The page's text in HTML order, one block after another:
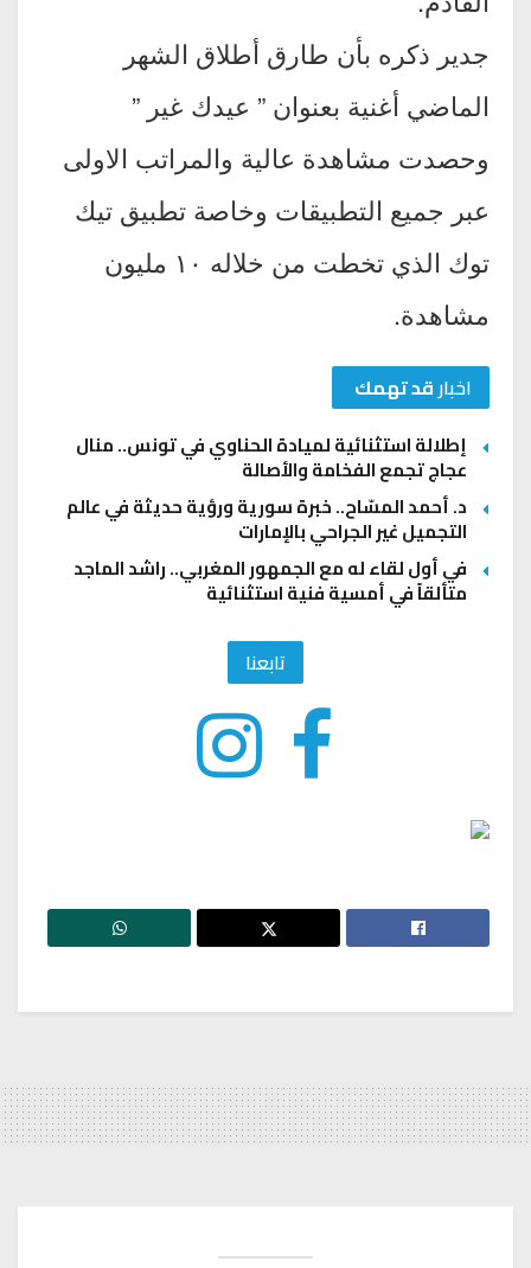
جدير ذكره بأن طارق أطلاق الشهر
الماضي أغنية بعنوان ” عيدك غير ”
وحصدت مشاهدة عالية والمراتب الاولى
عبر جميع التطبيقات وخاصة تطبيق تيك
توك الذي تخطت من خلاله ١٠ مليون
مشاهدة.
اخبارقد تهمك
إطلالة استثنائية لميادة الحناوي في تونس.. منال
عجاج تجمع الفخامة والأصالة
د. أحمد المسّاح.. خبرة سورية ورؤية حديثة في عالم
التجميل غير الجراحي بالإمارات
في أول لقاء له مع الجمهور المغربي.. راشد الماجد
متألقاً في أمسية فنية استثنائية
تابعنا